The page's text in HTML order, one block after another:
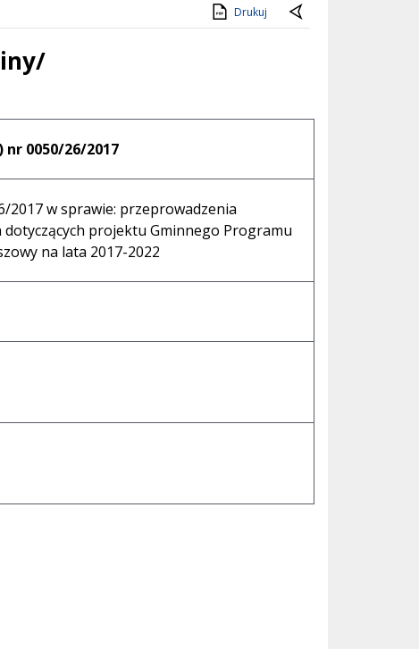
Drukuj
0050/26/2017
2017 w sprawie: przeprowadzenia
dotyczących projektu Gminnego Programu
na lata 2017-2022